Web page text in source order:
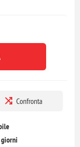
Confronta